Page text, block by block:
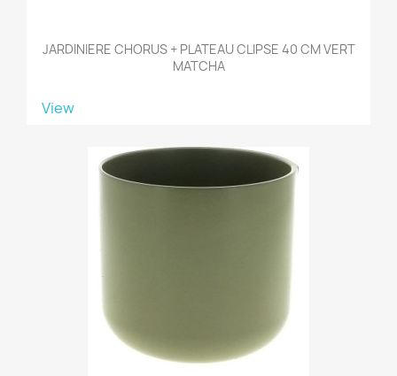
JARDINIERE CHORUS + PLATEAU CLIPSE 40 CM VERT
MATCHA
View